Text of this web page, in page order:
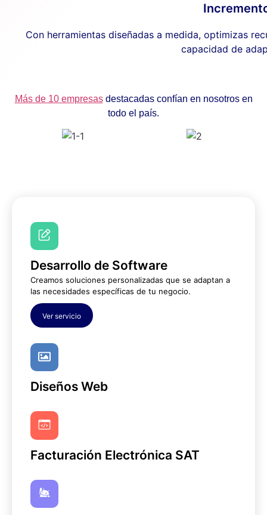
Con herramientas diseñadas a medida, optimizas
capacidad de
Más de 10 empresasdestacadas confían en nosotros en
todo el país.
Desarrollo de Software
Creamos soluciones personalizadas que se adaptan a
las necesidades específicas de tu negocio.
Ver servicio
Diseños Web
Ver servicio
Facturación Electrónica SAT
Ver servicio